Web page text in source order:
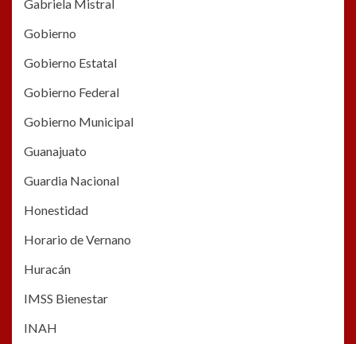
Gabriela Mistral
Gobierno
Gobierno Estatal
Gobierno Federal
Gobierno Municipal
Guanajuato
Guardia Nacional
Honestidad
Horario de Vernano
Huracán
IMSS Bienestar
INAH